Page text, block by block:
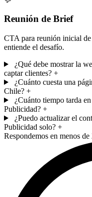
Reunión de Brief
CTA para reunión inicial
entiende el desafío.
¿Qué debe mostrar la
captar clientes? +
¿Cuánto cuesta una
Chile? +
¿Cuánto tiempo tarda
Publicidad? +
¿Puedo actualizar el
Publicidad solo? +
Respondemos en menos